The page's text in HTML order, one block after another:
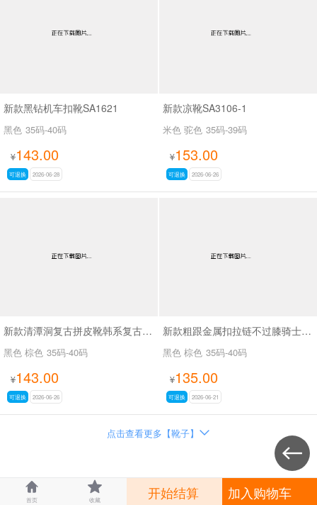
新款黑钻机车扣靴SA1621
黑色 35码-40码
¥143.00
可退换 2026-06-28
新款凉靴SA3106-1
米色 驼色 35码-39码
¥153.00
可退换 2026-06-26
新款清潭洞复古拼皮靴韩系复古拼接骑士靴SA8033
黑色 棕色 35码-40码
¥143.00
可退换 2026-06-26
新款粗跟金属扣拉链不过膝骑士靴复古拼色西部牛仔靴SA709
黑色 棕色 35码-40码
¥135.00
可退换 2026-06-21
点击查看更多【靴子】 


首页

收藏 开始结算 加入购物车